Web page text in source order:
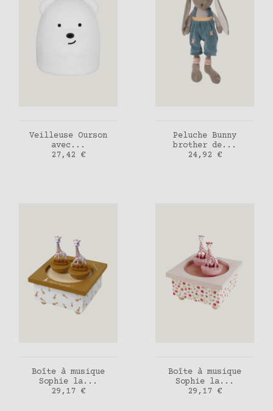
AJOUTER AU PANIER
Veilleuse Ourson
avec...
Prix
27,42 €
AJOUTER AU PANIER
Peluche Bunny
brother de...
Prix
24,92 €
AJOUTER AU PANIER
Boîte à musique
Sophie la...
Prix
29,17 €
AJOUTER AU PANIER
Boîte à musique
Sophie la...
Prix
29,17 €